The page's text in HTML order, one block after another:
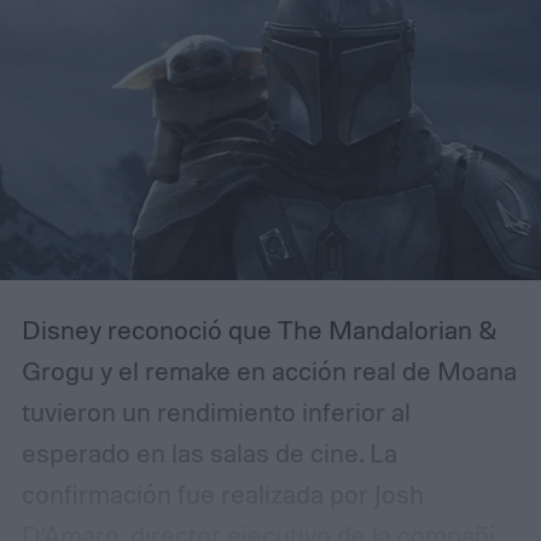
Disney reconoció que The Mandalorian &
Grogu y el remake en acción real de Moana
tuvieron un rendimiento inferior al
esperado en las salas de cine. La